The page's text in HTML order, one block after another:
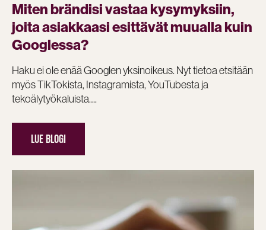
Miten brändisi vastaa kysymyksiin,
joita asiakkaasi esittävät muualla kuin
Googlessa?
Haku ei ole enää Googlen yksinoikeus. Nyt tietoa etsitään
myös TikTokista, Instagramista, YouTubesta ja
tekoälytyökaluista….
LUE BLOGI